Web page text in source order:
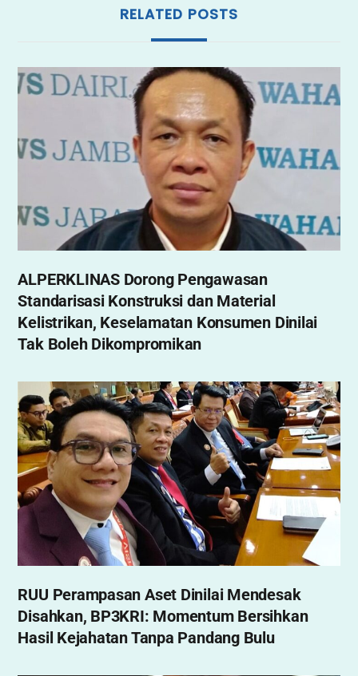
RELATED POSTS
ALPERKLINAS Dorong Pengawasan
Standarisasi Konstruksi dan Material
Kelistrikan, Keselamatan Konsumen Dinilai
Tak Boleh Dikompromikan
RUU Perampasan Aset Dinilai Mendesak
Disahkan, BP3KRI: Momentum Bersihkan
Hasil Kejahatan Tanpa Pandang Bulu